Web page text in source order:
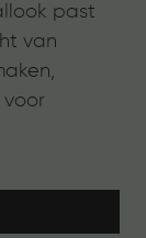
past
van